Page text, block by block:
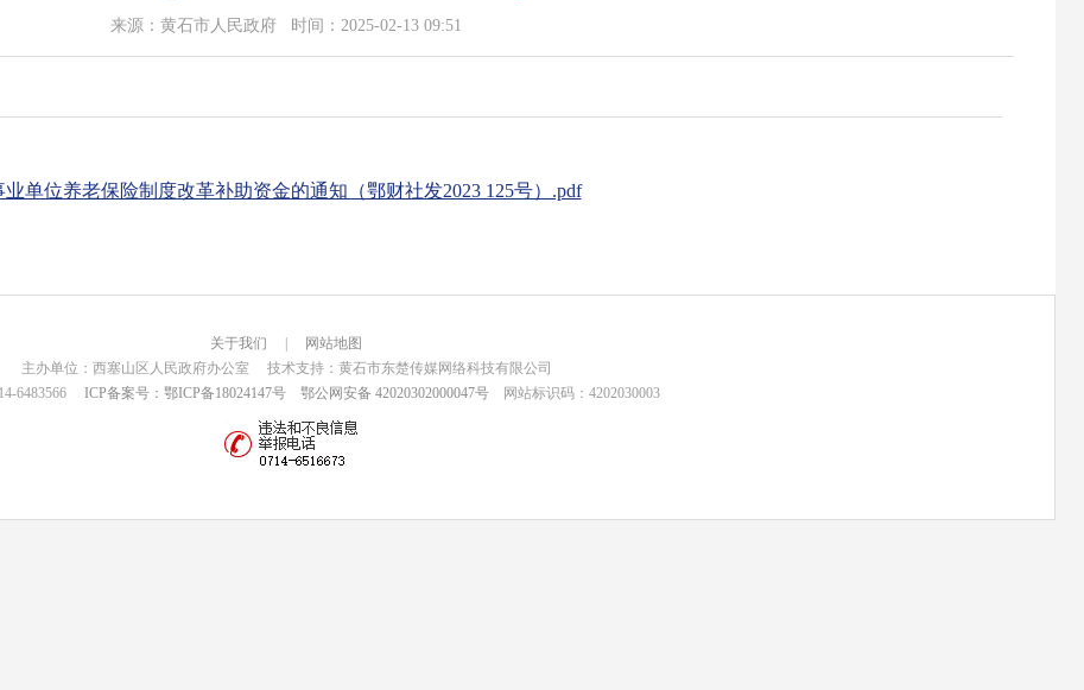
来源：黄石市人民政府 时间：2025-02-13 09:51
单位养老保险制度改革补助资金的通知（鄂财社发2023 125号）.pdf
关于我们
网站地图
主办单位：西塞山区人民政府办公室 技术支持：黄石市东楚传媒网络科技有限公司
6483566 ICP备案号：鄂ICP备18024147号 鄂公网安备 42020302000047号 网站标识码：4202030003